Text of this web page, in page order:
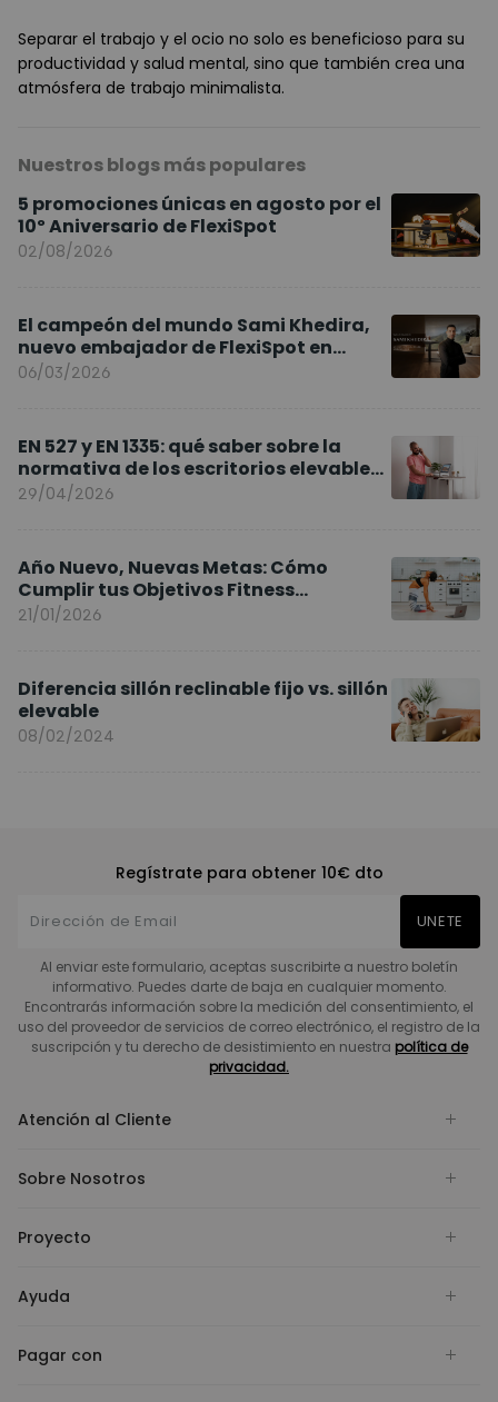
Separar el trabajo y el ocio no solo es beneficioso para su
productividad y salud mental, sino que también crea una
atmósfera de trabajo minimalista.
Nuestros blogs más populares
5 promociones únicas en agosto por el
10º Aniversario de FlexiSpot
02/08/2026
El campeón del mundo Sami Khedira,
nuevo embajador de FlexiSpot en
Europa
06/03/2026
EN 527 y EN 1335: qué saber sobre la
normativa de los escritorios elevables
y sillas ergonómicas
29/04/2026
Año Nuevo, Nuevas Metas: Cómo
Cumplir tus Objetivos Fitness
Entrenando en Casa
21/01/2026
Diferencia sillón reclinable fijo vs. sillón
elevable
08/02/2024
Regístrate para obtener 10€ dto
UNETE
Al enviar este formulario, aceptas suscribirte a nuestro boletín
informativo. Puedes darte de baja en cualquier momento.
Encontrarás información sobre la medición del consentimiento, el
uso del proveedor de servicios de correo electrónico, el registro de la
suscripción y tu derecho de desistimiento en nuestra política de
privacidad.
Atención al Cliente
Sobre Nosotros
Proyecto
Ayuda
Pagar con